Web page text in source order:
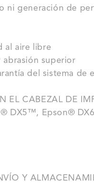
ni generación de
al aire libre
abrasión superior
del sistema de
EL CABEZAL DE
DX5™, Epson®
Y